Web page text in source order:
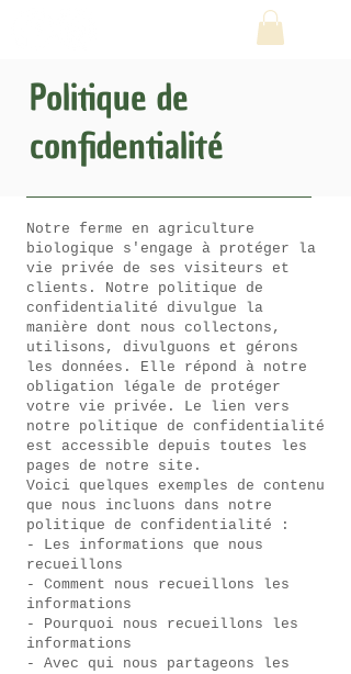
Politique de
confidentialité
Notre ferme en agriculture
biologique s'engage à protéger la
vie privée de ses visiteurs et
clients. Notre politique de
confidentialité divulgue la
manière dont nous collectons,
utilisons, divulguons et gérons
les données. Elle répond à notre
obligation légale de protéger
votre vie privée. Le lien vers
notre politique de confidentialité
est accessible depuis toutes les
pages de notre site.
Voici quelques exemples de contenu
que nous incluons dans notre
politique de confidentialité :
- Les informations que nous
recueillons
- Comment nous recueillons les
informations
- Pourquoi nous recueillons les
informations
- Avec qui nous partageons les